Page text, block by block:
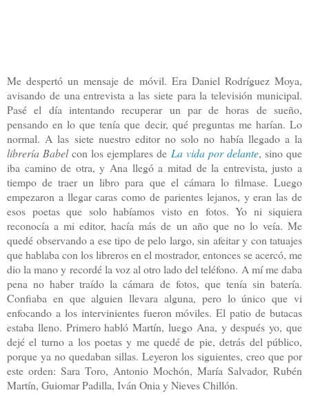
Me despertó un mensaje de móvil. Era Daniel Rodríguez Moya,
avisando de una entrevista a las siete para la televisión municipal.
Pasé el día intentando recuperar un par de horas de sueño,
pensando en lo que tenía que decir, qué preguntas me harían. Lo
normal. A las siete nuestro editor no solo no había llegado a la
librería Babelcon los ejemplares de La vida por delante, sino que
iba camino de otra, y Ana llegó a mitad de la entrevista, justo a
tiempo de traer un libro para que el cámara lo filmase. Luego
empezaron a llegar caras como de parientes lejanos, y eran las de
esos poetas que solo habíamos visto en fotos. Yo ni siquiera
reconocía a mi editor, hacía más de un año que no lo veía. Me
quedé observando a ese tipo de pelo largo, sin afeitar y con tatuajes
que hablaba con los libreros en el mostrador, entonces se acercó, me
dio la mano y recordé la voz al otro lado del teléfono. A mí me daba
pena no haber traído la cámara de fotos, que tenía sin batería.
Confiaba en que alguien llevara alguna, pero lo único que vi
enfocando a los intervinientes fueron móviles. El patio de butacas
estaba lleno. Primero habló Martín, luego Ana, y después yo, que
dejé el turno a los poetas y me quedé de pie, detrás del público,
porque ya no quedaban sillas. Leyeron los siguientes, creo que por
este orden: Sara Toro, Antonio Mochón, María Salvador, Rubén
Martín, Guiomar Padilla, Iván Onia y Nieves Chillón.